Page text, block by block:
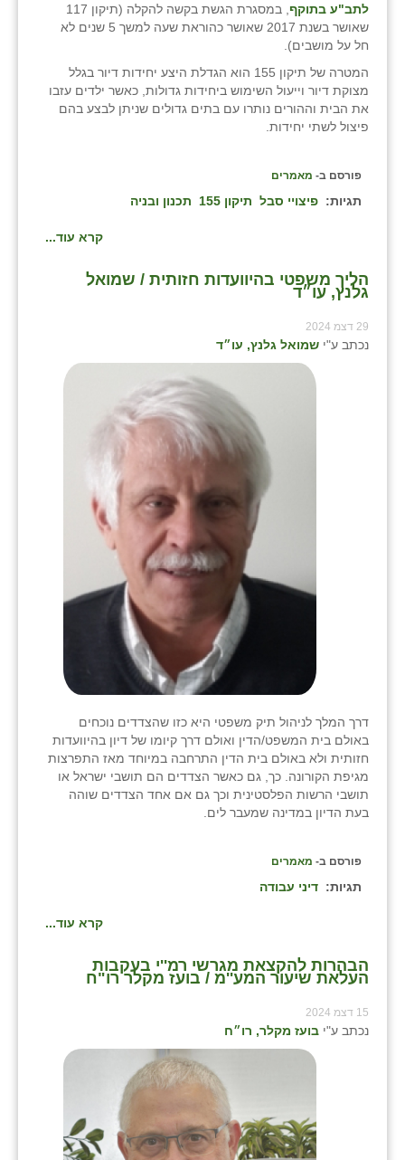
לתב"ע בתוקף
, במסגרת הגשת בקשה להקלה (תיקון 117
שאושר בשנת 2017 שאושר כהוראת שעה למשך 5 שנים לא
חל על מושבים).
המטרה של תיקון 155 הוא הגדלת היצע יחידות דיור בגלל
מצוקת דיור וייעול השימוש ביחידות גדולות, כאשר ילדים עזבו
את הבית וההורים נותרו עם בתים גדולים שניתן לבצע בהם
פיצול לשתי יחידות.
פורסם ב- מאמרים
תגיות: פיצויי סבל תיקון 155 תכנון ובניה
קרא עוד...
הליך משפטי בהיוועדות חזותית / שמואל
גלנץ, עו״ד
29 דצמ 2024
נכתב ע"י שמואל גלנץ, עו״ד
דרך המלך לניהול תיק משפטי היא כזו שהצדדים נוכחים
באולם בית המשפט/הדין ואולם דרך קיומו של דיון בהיוועדות
חזותית ולא באולם בית הדין התרחבה במיוחד מאז התפרצות
מגיפת הקורונה. כך, גם כאשר הצדדים הם תושבי ישראל או
תושבי הרשות הפלסטינית וכך גם אם אחד הצדדים שוהה
בעת הדיון במדינה שמעבר לים.
פורסם ב- מאמרים
תגיות: דיני עבודה
קרא עוד...
הבהרות להקצאת מגרשי רמ''י בעקבות
העלאת שיעור המע''מ / בועז מקלר רו"ח
15 דצמ 2024
נכתב ע"י בועז מקלר, רו״ח
שדה ורבורג
שדה צבי